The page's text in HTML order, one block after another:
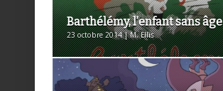
Barthélémy, l’enfant sans âge
23 octobre 2014 | M. Ellis